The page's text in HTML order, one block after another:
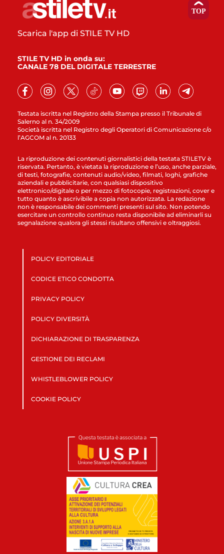
Testata iscritta nel Registro della Stampa presso il Tribunale di
Salerno al n. 34/2009
Società iscritta nel Registro degli Operatori di Comunicazione c/o
l’AGCOM al n. 20133
Scarica l'app di STILE TV HD
STILE TV HD in onda su:
CANALE 78 DEL DIGITALE TERRESTRE
La riproduzione dei contenuti giornalistici della testata STILETV è
riservata. Pertanto, è vietata la riproduzione e l’uso, anche parziale,
di testi, fotografie, contenuti audio/video, filmati, loghi, grafiche
aziendali e pubblicitarie, con qualsiasi dispositivo
elettronico/digitale o per mezzo di fotocopie, registrazioni, cover e
tutto quanto è ascrivibile a copia non autorizzata. La redazione
non è responsabile dei commenti presenti sul sito. Non potendo
esercitare un controllo continuo resta disponibile ad eliminarli su
segnalazione qualora gli stessi risultano offensivi e oltraggiosi.
POLICY EDITORIALE
CODICE ETICO CONDOTTA
PRIVACY POLICY
POLICY DIVERSITÀ
DICHIARAZIONE DI TRASPARENZA
GESTIONE DEI RECLAMI
WHISTLEBLOWER POLICY
COOKIE POLICY